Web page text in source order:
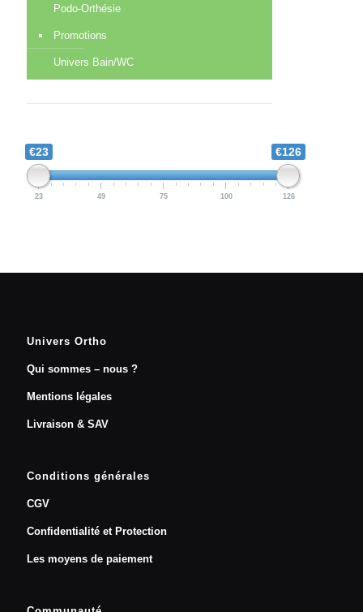
Podo-Orthésie
Promotions
Univers Bain/WC
€23 €126
23 49 75 100 126
Univers Ortho
Qui sommes – nous ?
Mentions légales
Livraison & SAV
Conditions générales
CGV
Confidentialité et Protection
Les moyens de paiement